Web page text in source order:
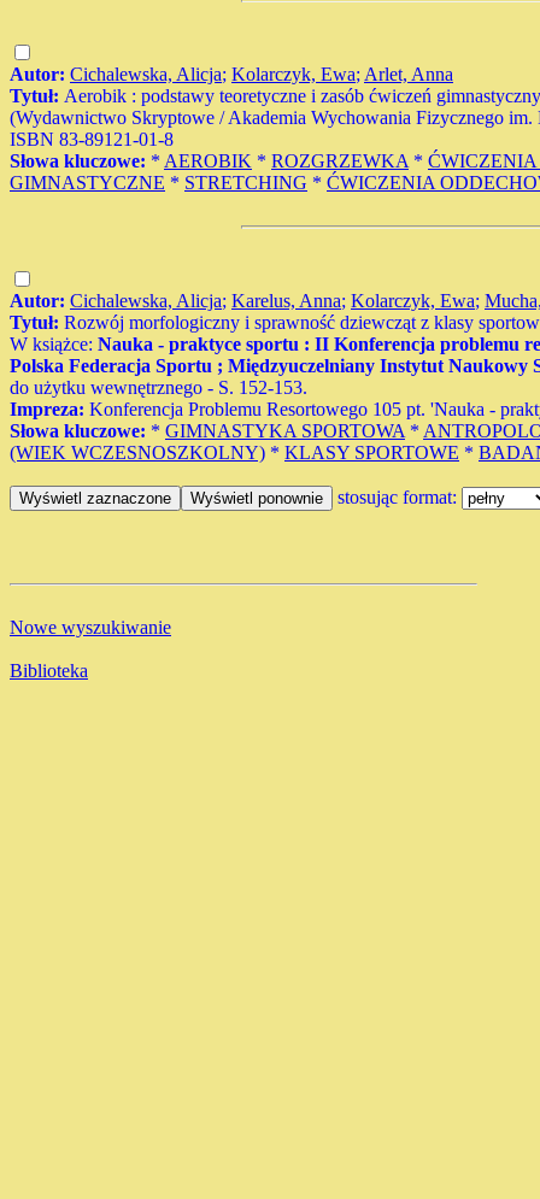
Autor: Cichalewska, Alicja; Kolarczyk, Ewa; Arlet, Anna
Tytuł: Aerobik : podstawy teoretyczne i zasób ćwiczeń
(Wydawnictwo Skryptowe / Akademia Wychowania Fizycznego
ISBN 83-89121-01-8
Słowa kluczowe: * AEROBIK * ROZGRZEWKA *
GIMNASTYCZNE * STRETCHING * ĆWICZENIA
Autor: Cichalewska, Alicja; Karelus, Anna; Kolarczyk, Ewa;
Tytuł: Rozwój morfologiczny i sprawność dziewcząt z klasy
W książce: Nauka - praktyce sportu : II Konferencja problemu
Polska Federacja Sportu ; Międzyuczelniany Instytut Naukowy
do użytku wewnętrznego - S. 152-153.
Impreza: Konferencja Problemu Resortowego 105 pt. 'Nauka -
Słowa kluczowe: * GIMNASTYKA SPORTOWA *
(WIEK WCZESNOSZKOLNY) * KLASY SPORTOWE *
stosując format:
Nowe wyszukiwanie
Biblioteka